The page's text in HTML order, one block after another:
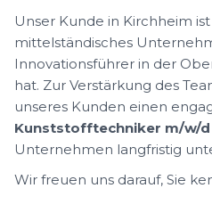
Unser Kunde in Kirchheim
mittelständisches
Innovationsführer in der
hat. Zur Verstärkung des
unseres Kunden einen
Kunststofftechniker m/w/d
Unternehmen langfristig
Wir freuen uns darauf, Sie